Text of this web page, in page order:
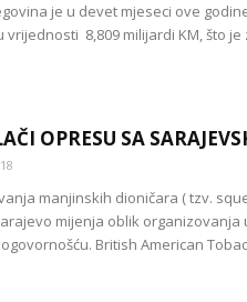
je u devet mjeseci ove
vrijednosti 8,809 milijardi KM, što je
OPRESU SA
manjinskih dioničara ( tzv.
mijenja oblik organizovanja
British American